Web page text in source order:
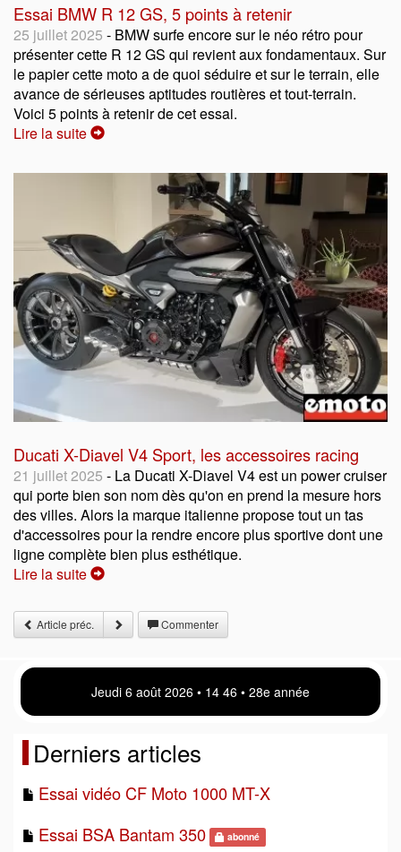
Essai BMW R 12 GS, 5 points à retenir
25 juillet 2025 - BMW surfe encore sur le néo rétro pour
présenter cette R 12 GS qui revient aux fondamentaux. Sur
le papier cette moto a de quoi séduire et sur le terrain, elle
avance de sérieuses aptitudes routières et tout-terrain.
Voici 5 points à retenir de cet essai.
Lire la suite
Ducati X-Diavel V4 Sport, les accessoires racing
21 juillet 2025 - La Ducati X-Diavel V4 est un power cruiser
qui porte bien son nom dès qu'on en prend la mesure hors
des villes. Alors la marque italienne propose tout un tas
d'accessoires pour la rendre encore plus sportive dont une
ligne complète bien plus esthétique.
Lire la suite
Article préc. Commenter
Jeudi 6 août 2026 • 14 46 • 28e année
Derniers articles
Essai vidéo CF Moto 1000 MT-X
Essai BSA Bantam 350
abonné